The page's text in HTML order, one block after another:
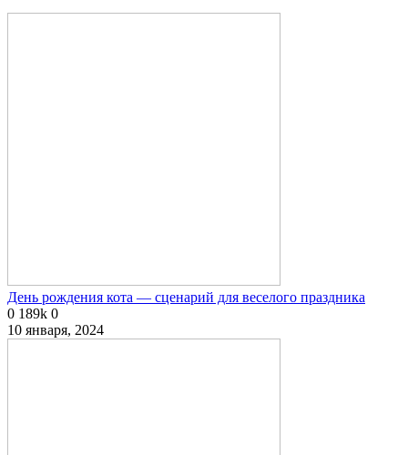
День рождения кота — сценарий для веселого праздника
0 189k 0
10 января, 2024